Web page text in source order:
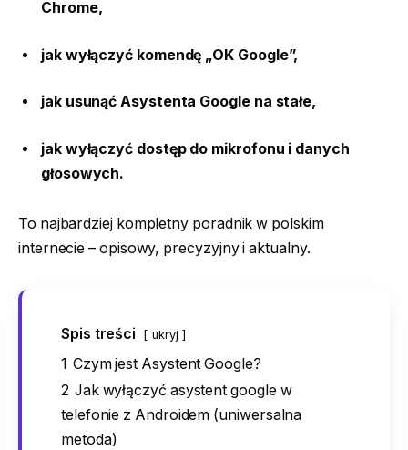
Chrome,
jak wyłączyć komendę „OK Google”,
jak usunąć Asystenta Google na stałe,
jak wyłączyć dostęp do mikrofonu i danych
głosowych.
To najbardziej kompletny poradnik w polskim
internecie – opisowy, precyzyjny i aktualny.
Spis treści ukryj
1 Czym jest Asystent Google?
2 Jak wyłączyć asystent google w
telefonie z Androidem (uniwersalna
metoda)